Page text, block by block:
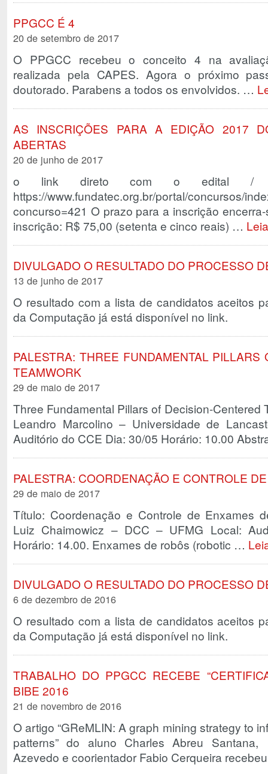
PPGCC É 4
20 de setembro de 2017
O PPGCC recebeu o conceito 4 na
realizada pela CAPES. Agora o próximo
doutorado. Parabens a todos os envolvidos. …
AS INSCRIÇÕES PARA A EDIÇÃO 2017
ABERTAS
20 de junho de 2017
o link direto com o edital /
https://www.fundatec.org.br/portal/concursos/
concurso=421 O prazo para a inscrição
inscrição: R$ 75,00 (setenta e cinco reais) …
DIVULGADO O RESULTADO DO PROCESSO
13 de junho de 2017
O resultado com a lista de candidatos aceitos
da Computação já está disponível no link.
PALESTRA: THREE FUNDAMENTAL PILLARS
TEAMWORK
29 de maio de 2017
Three Fundamental Pillars of Decision-Centered
Leandro Marcolino – Universidade de
Auditório do CCE Dia: 30/05 Horário: 10.00
PALESTRA: COORDENAÇÃO E CONTROLE
29 de maio de 2017
Título: Coordenação e Controle de Enxames
Luiz Chaimowicz – DCC – UFMG Local:
Horário: 14.00. Enxames de robôs (robotic …
DIVULGADO O RESULTADO DO PROCESSO
6 de dezembro de 2016
O resultado com a lista de candidatos aceitos
da Computação já está disponível no link.
TRABALHO DO PPGCC RECEBE
BIBE 2016
21 de novembro de 2016
O artigo “GReMLIN: A graph mining strategy to
patterns” do aluno Charles Abreu
Azevedo e coorientador Fabio Cerqueira